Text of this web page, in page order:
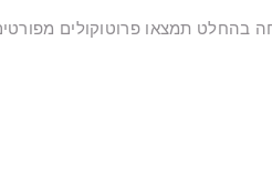
בהחלט תמצאו פרוטוקולים